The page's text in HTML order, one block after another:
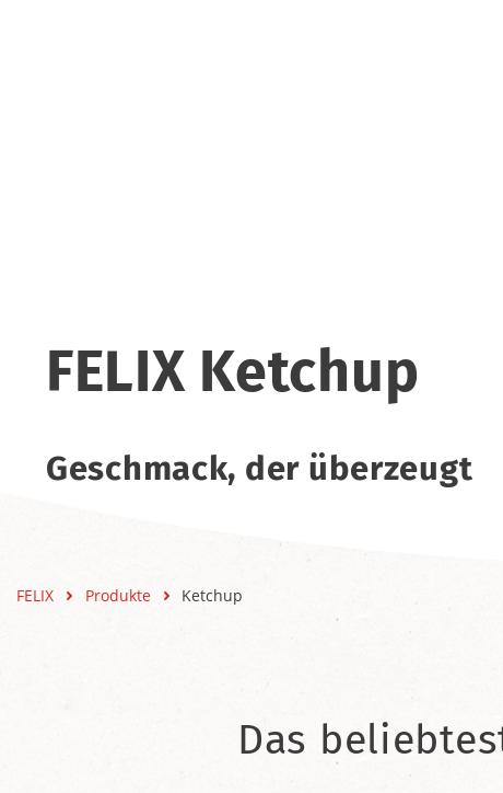
FELIX Ketchup
Geschmack, der überzeugt
FELIX Produkte Ketchup
Das